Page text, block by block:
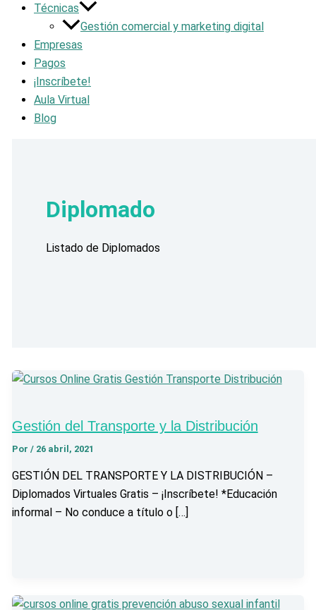
Técnicas
Gestión comercial y marketing digital
Empresas
Pagos
¡Inscríbete!
Aula Virtual
Blog
Diplomado
Listado de Diplomados
Gestión del Transporte y la Distribución
Por / 26 abril, 2021
GESTIÓN DEL TRANSPORTE Y LA DISTRIBUCIÓN –
Diplomados Virtuales Gratis – ¡Inscríbete! *Educación
informal – No conduce a título o […]